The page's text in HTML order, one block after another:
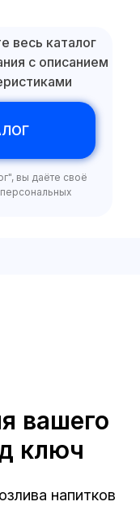
весь каталог
с описанием
вы даёте своё
вашего
ключ
напитков